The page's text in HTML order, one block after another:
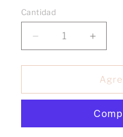
Cantidad
Reducir
cantidad
para
Perla
10k
para
Perla
oro
10k